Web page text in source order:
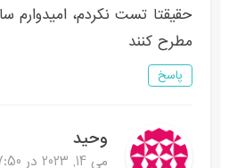
حقیقتا تست نکردم، امیدوارم
مطرح کنند
پاسخ
وحید
می 14, 2023 در 7:50 ب.ظ